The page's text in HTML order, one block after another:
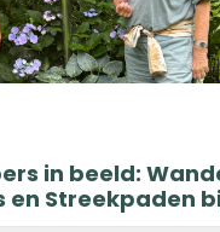
in beeld:
en Streekpaden